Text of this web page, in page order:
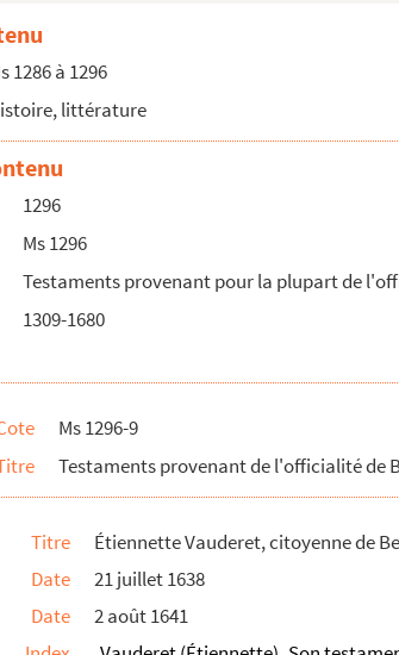
Besançon
citoyen de Besançon
Fontaite
1286 à 1296
littérature
1296
Ms 1296
Testaments provenant pour la plupart de
1309-1680
Ms 1296-9
Testaments provenant de l'officialité de
Titre
Étiennette Vauderet, citoyenne de
Date
21 juillet 1638
Date
2 août 1641